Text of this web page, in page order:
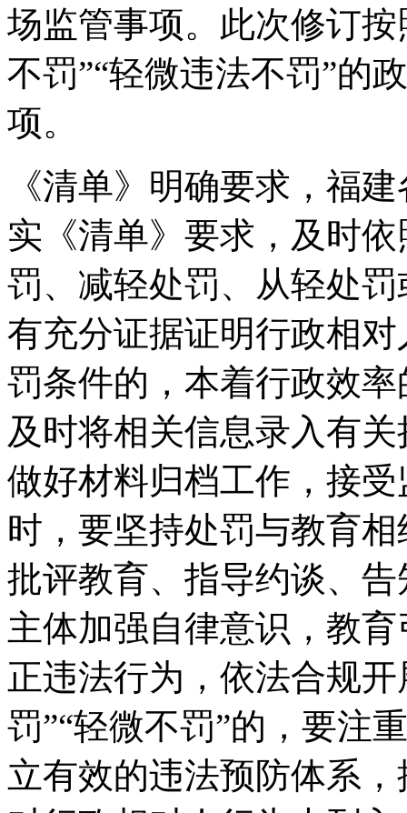
场监管事项。此次修订
不罚”“轻微违法不罚”的
项。
《清单》明确要求，福
实《清单》要求，及时
罚、减轻处罚、从轻处
有充分证据证明行政相
罚条件的，本着行政效
及时将相关信息录入有
做好材料归档工作，接
时，要坚持处罚与教育
批评教育、指导约谈、
主体加强自律意识，教
正违法行为，依法合规
罚”“轻微不罚”的，要注
立有效的违法预防体系